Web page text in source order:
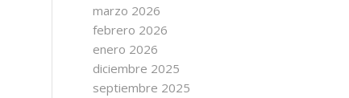
marzo 2026
febrero 2026
enero 2026
diciembre 2025
septiembre 2025